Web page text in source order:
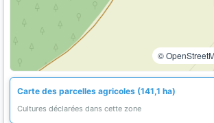
©
Carte des parcelles agricoles (141,1 ha)
Cultures déclarées dans cette zone